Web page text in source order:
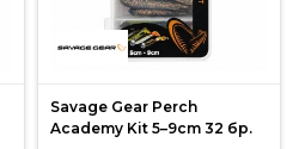
Savage Gear Perch
Academy Kit 5–9cm 32 бр.